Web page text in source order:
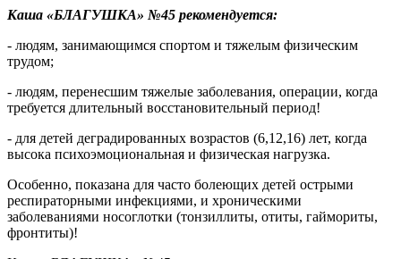
Каша «БЛАГУШКА» №45 рекомендуется:
- людям, занимающимся спортом и тяжелым физическим
трудом;
- людям, перенесшим тяжелые заболевания, операции, когда
требуется длительный восстановительный период!
- для детей деградированных возрастов (6,12,16) лет, когда
высока психоэмоциональная и физическая нагрузка.
Особенно, показана для часто болеющих детей острыми
респираторными инфекциями, и хроническими
заболеваниями носоглотки (тонзиллиты, отиты, гаймориты,
фронтиты)!